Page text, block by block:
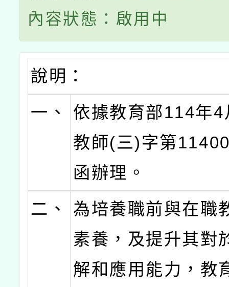
內容狀態：啟用中
說明：
一、
依據教育部114年
教師(三)字第
函辦理。
二、
為培養職前與在職
素養，及提升其對
解和應用能力，教